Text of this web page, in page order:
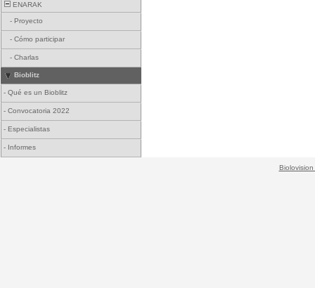
ENARAK
- Proyecto
- Cómo participar
- Charlas
Bioblitz
- Qué es un Bioblitz
- Convocatoria 2022
- Especialistas
- Informes
Biolovision